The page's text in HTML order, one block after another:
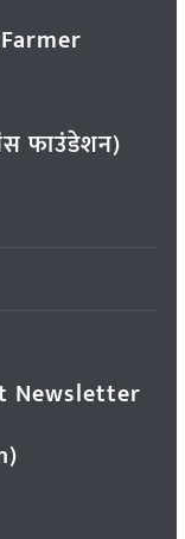
फाउंडेशन)
Newsletter